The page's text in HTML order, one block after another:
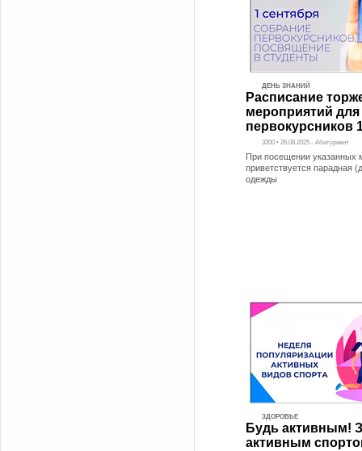
ДЕНЬ ЗНАНИЙ
Расписание
мероприятий для
первокурсников
3200 • 26.08.2025 - Абитуриент
При посещении указанных
приветствуется парадная
одежды
ЗДОРОВЬЕ
Будь активным!
активным